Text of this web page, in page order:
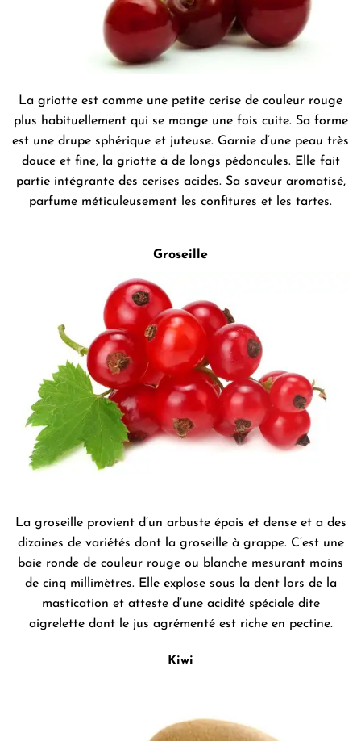
La griotte est comme une petite cerise de couleur rouge
plus habituellement qui se mange une fois cuite. Sa forme
est une drupe sphérique et juteuse. Garnie d’une peau très
douce et fine, la griotte à de longs pédoncules. Elle fait
partie intégrante des cerises acides. Sa saveur aromatisé,
parfume méticuleusement les confitures et les tartes.
Groseille
La groseille provient d’un arbuste épais et dense et a des
dizaines de variétés dont la groseille à grappe. C’est une
baie ronde de couleur rouge ou blanche mesurant moins
de cinq millimètres. Elle explose sous la dent lors de la
mastication et atteste d’une acidité spéciale dite
aigrelette dont le jus agrémenté est riche en pectine.
Kiwi